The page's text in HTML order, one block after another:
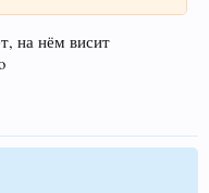
на нём висит